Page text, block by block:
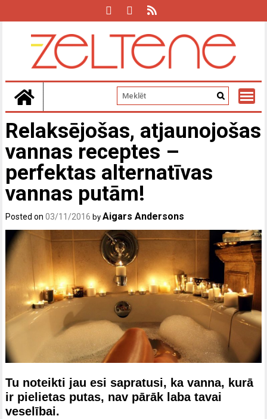
Relaksējošas, atjaunojošas
vannas receptes –
perfektas alternatīvas
vannas putām!
Posted on03/11/2016 byAigars Andersons
Tu noteikti jau esi sapratusi, ka vanna, kurā
ir pielietas putas, nav pārāk laba tavai
veselībai.